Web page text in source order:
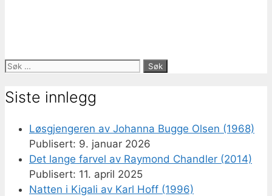
Søk
Siste innlegg
Løsgjengeren av Johanna Bugge Olsen (1968)
9. januar 2026
Det lange farvel av Raymond Chandler (2014)
11. april 2025
Natten i Kigali av Karl Hoff (1996)